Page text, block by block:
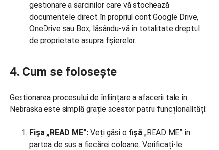
gestionare a sarcinilor care vă stochează
documentele direct în propriul cont Google Drive,
OneDrive sau Box, lăsându-vă în totalitate dreptul
de proprietate asupra fișierelor.
4. Cum se folosește
Gestionarea procesului de înființare a afacerii tale în
Nebraska este simplă grație acestor patru funcționalități:
Fișa „READ ME”: Veți găsi o fișă „READ ME” în
partea de sus a fiecărei coloane. Verificați-le